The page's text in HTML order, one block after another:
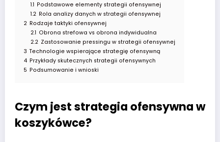
1.1 Podstawowe elementy strategii ofensywnej
1.2 Rola analizy danych w strategii ofensywnej
2 Rodzaje taktyki ofensywnej
2.1 Obrona strefowa vs obrona indywidualna
2.2 Zastosowanie pressingu w strategii ofensywnej
3 Technologie wspierające strategię ofensywną
4 Przykłady skutecznych strategii ofensywnych
5 Podsumowanie i wnioski
Czym jest strategia ofensywna w
koszykówce?